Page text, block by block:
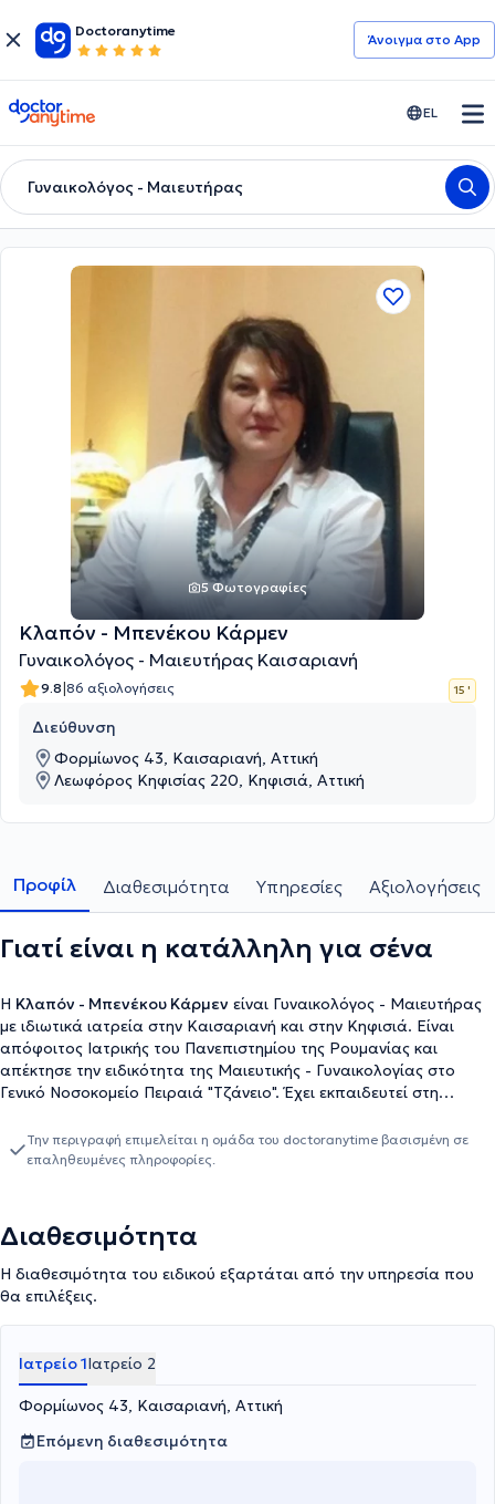
Doctoranytime
Άνοιγμα στο App
doctoranytime EL
Γυναικολόγος - Μαιευτήρας
5 Φωτογραφίες
Κλαπόν - Μπενέκου Κάρμεν
Γυναικολόγος - Μαιευτήρας Καισαριανή
9.8|86 αξιολογήσεις 15 '
Διεύθυνση
Φορμίωνος 43, Καισαριανή, Αττική
Λεωφόρος Κηφισίας 220, Κηφισιά, Αττική
Προφίλ Διαθεσιμότητα Υπηρεσίες Αξιολογήσεις
Γιατί είναι η κατάλληλη για σένα
Η Κλαπόν - Μπενέκου Κάρμεν είναι Γυναικολόγος - Μαιευτήρας
με ιδιωτικά ιατρεία στην Καισαριανή και στην Κηφισιά. Είναι
απόφοιτος Ιατρικής του Πανεπιστημίου της Ρουμανίας και
απέκτησε την ειδικότητα της Μαιευτικής - Γυναικολογίας στο
Γενικό Νοσοκομείο Πειραιά "Τζάνειο". Έχει εκπαιδευτεί στη
εκτέλεσης γυναικολογικών υπερηχογραφημάτων. Επιπλέον, είναι
εξειδικευμένη στον Βελονισμό στην Ελλάδα και στην Κίνα. Τέλος,
συνέδρια και σεμινάρια βελονισμού. Στα ιδιωτικά της ιατρεία
προσφέρει πλήθος υπηρεσιών, εξατομικευμένες για τις ανάγκες
κάθε γυναίκας.
Την περιγραφή επιμελείται η ομάδα του doctoranytime βασισμένη σε
επαληθευμένες πληροφορίες.
Διαθεσιμότητα
Η διαθεσιμότητα του ειδικού εξαρτάται από την υπηρεσία που
θα επιλέξεις.
Ιατρείο 1Ιατρείο 2
Φορμίωνος 43, Καισαριανή, Αττική
Επόμενη διαθεσιμότητα